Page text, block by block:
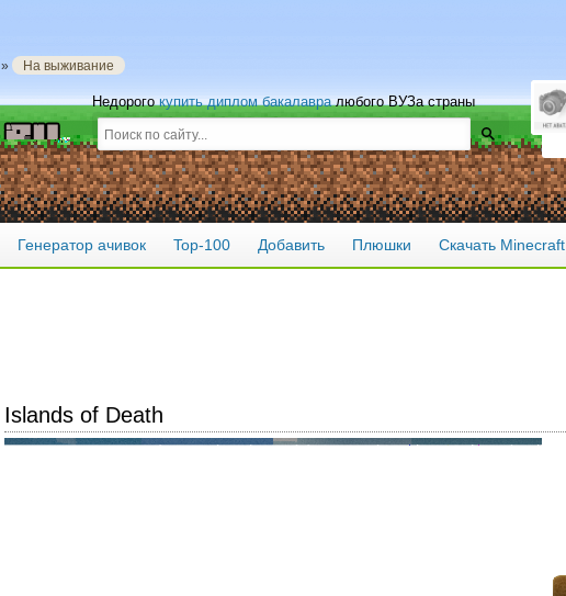
» На выживание
Недорогокупить диплом бакалавралюбого ВУЗа страны
Генератор ачивок Top-100 Добавить Плюшки Скачать Minecraft
Islands of Death